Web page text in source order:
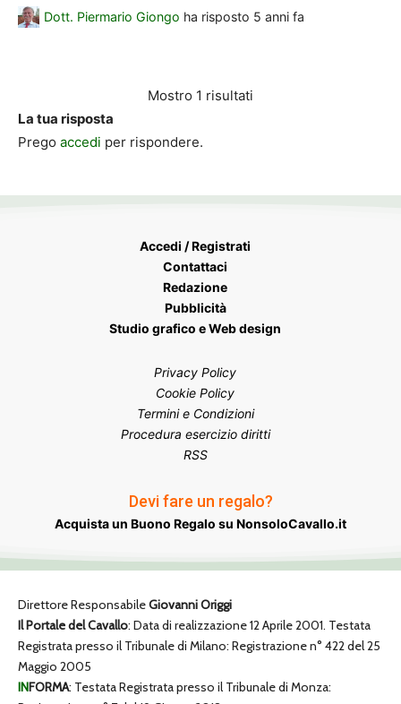
Dott. Piermario Giongo ha risposto 5 anni fa
Mostro 1 risultati
La tua risposta
Prego accedi per rispondere.
Accedi / Registrati
Contattaci
Redazione
Pubblicità
Studio grafico e Web design
Privacy Policy
Cookie Policy
Termini e Condizioni
Procedura esercizio diritti
RSS
Devi fare un regalo?
Acquista un Buono Regalo su NonsoloCavallo.it
Direttore ResponsabileGiovanni Origgi
Il Portale del Cavallo: Data di realizzazione 12 Aprile 2001. Testata
Registrata presso il Tribunale di Milano: Registrazione n° 422 del 25
Maggio 2005
INFORMA: Testata Registrata presso il Tribunale di Monza: